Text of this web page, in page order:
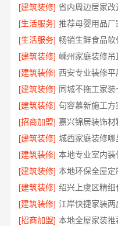
[建筑装修]
[生活服务]
[生活服务]
[建筑装修]
[建筑装修] 西安专业装修
[建筑装修] 同城不拖工家装
[建筑装修] 句容慕新施工方
[招商加盟]
[建筑装修] 城西家庭装修
[建筑装修]
[建筑装修]
[建筑装修] 绍兴上虞区精
[建筑装修] 江岸快捷家装
[招商加盟] 本地全屋家装